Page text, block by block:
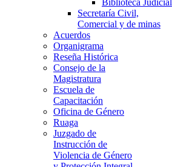
Biblioteca Judicial
Secretaría Civil,
Comercial y de minas
Acuerdos
Organigrama
Reseña Histórica
Consejo de la
Magistratura
Escuela de
Capacitación
Oficina de Género
Ruaga
Juzgado de
Instrucción de
Violencia de Género